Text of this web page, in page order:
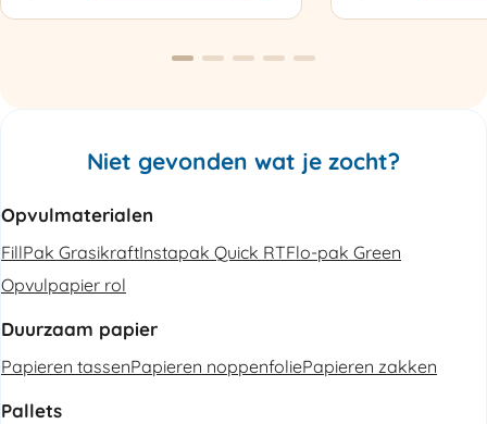
Refurbished
aantal
Niet gevonden wat je zocht?
Opvulmaterialen
FillPak GrasikraftInstapak Quick RTFlo-pak Green
Opvulpapier rol
Duurzaam papier
Papieren tassenPapieren noppenfoliePapieren zakken
Pallets